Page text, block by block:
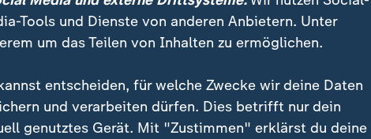
Tools und Dienste von anderen Anbietern. Unter
um das Teilen von Inhalten zu ermöglichen.
entscheiden, für welche Zwecke wir deine Daten
und verarbeiten dürfen. Dies betrifft nur dein
genutztes Gerät. Mit "Zustimmen" erklärst du deine